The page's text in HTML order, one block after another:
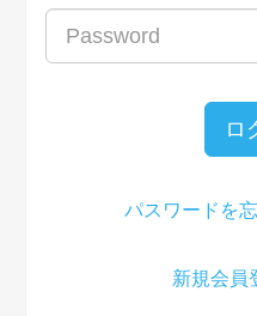
ロ
パスワードを
新規会員